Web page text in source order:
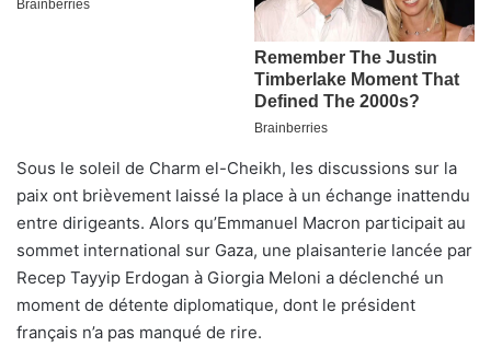
Sous le soleil de Charm el-Cheikh, les discussions sur la
paix ont brièvement laissé la place à un échange inattendu
entre dirigeants. Alors qu’Emmanuel Macron participait au
sommet international sur Gaza, une plaisanterie lancée par
Recep Tayyip Erdogan à Giorgia Meloni a déclenché un
moment de détente diplomatique, dont le président
français n’a pas manqué de rire.